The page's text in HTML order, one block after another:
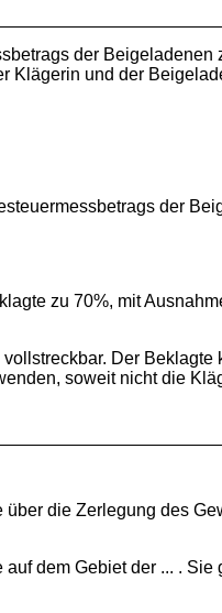
der
und der
der
zu 70%, mit
Der
soweit nicht die
die Zerlegung des
dem Gebiet der ... . Sie